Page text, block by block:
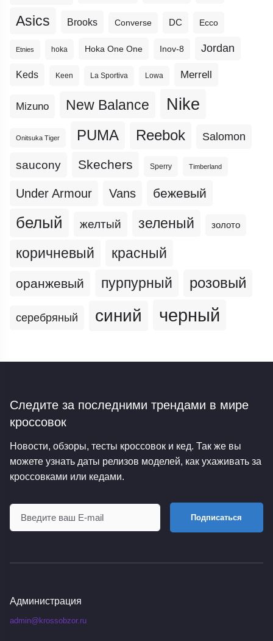
Asics Brooks Converse DC Ecco
Etnies hoka Hoka One One Inov-8 Jordan
Keds Keen La Sportiva Lowa Merrell
Mizuno New Balance Nike
Onitsuka Tiger PUMA Reebok Salomon
saucony Skechers Sperry Timberland
Under Armour Vans бежевый
белый желтый зеленый золото
коричневый красный
оранжевый пурпурный розовый
серебряный синий черный
Следите за последними трендами в мире
кроссовок
Новости, обзоры, тесты кроссовок и кед. Так же вы
можете узнать даты релизов моделей, как ухаживать за
кроссовками или кедами.
Подписаться
Администрация
admin@krossobzor.ru